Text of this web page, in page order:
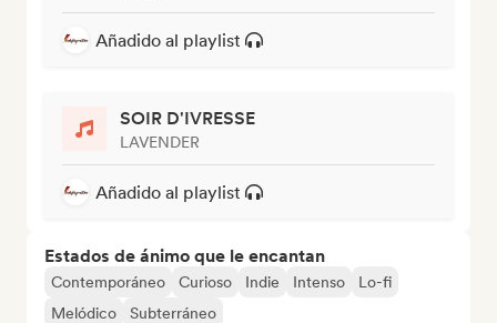
Añadido al playlist
SOIR D'IVRESSE
LAVENDER
Añadido al playlist
Estados de ánimo que le encantan
Contemporáneo Curioso Indie Intenso
Lo-fi
Melódico
Subterráneo